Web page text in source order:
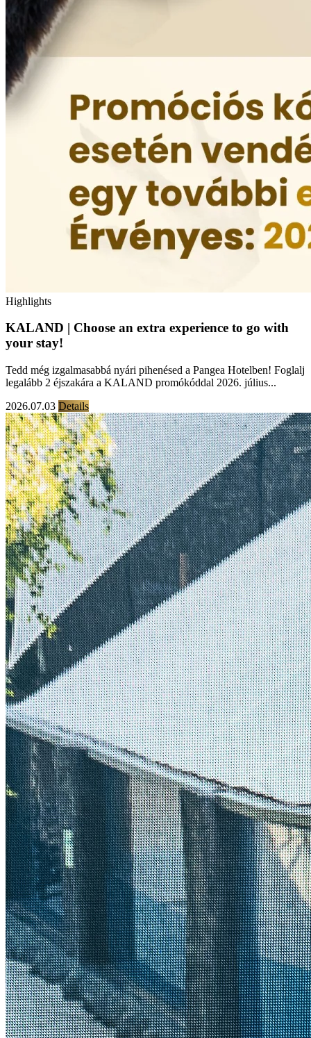
Highlights
KALAND | Choose an extra experience to go with
your stay!
Tedd még izgalmasabbá nyári pihenésed a Pangea Hotelben! Foglalj
legalább 2 éjszakára a KALAND promókóddal 2026. július...
2026.07.03 Details